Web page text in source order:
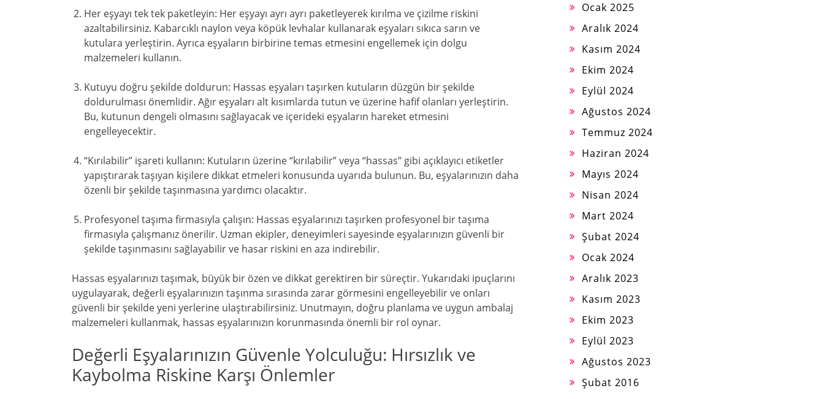
Her eşyayı tek tek paketleyin: Her eşyayı ayrı ayrı paketleyerek kırılma ve çizilme riskini
azaltabilirsiniz. Kabarcıklı naylon veya köpük levhalar kullanarak eşyaları sıkıca sarın ve
kutulara yerleştirin. Ayrıca eşyaların birbirine temas etmesini engellemek için dolgu
malzemeleri kullanın.
Kutuyu doğru şekilde doldurun: Hassas eşyaları taşırken kutuların düzgün bir şekilde
doldurulması önemlidir. Ağır eşyaları alt kısımlarda tutun ve üzerine hafif olanları yerleştirin.
Bu, kutunun dengeli olmasını sağlayacak ve içerideki eşyaların hareket etmesini
engelleyecektir.
“Kırılabilir” işareti kullanın: Kutuların üzerine “kırılabilir” veya “hassas” gibi açıklayıcı etiketler
yapıştırarak taşıyan kişilere dikkat etmeleri konusunda uyarıda bulunun. Bu, eşyalarınızın daha
özenli bir şekilde taşınmasına yardımcı olacaktır.
Profesyonel taşıma firmasıyla çalışın: Hassas eşyalarınızı taşırken profesyonel bir taşıma
firmasıyla çalışmanız önerilir. Uzman ekipler, deneyimleri sayesinde eşyalarınızın güvenli bir
şekilde taşınmasını sağlayabilir ve hasar riskini en aza indirebilir.
Hassas eşyalarınızı taşımak, büyük bir özen ve dikkat gerektiren bir süreçtir. Yukarıdaki ipuçlarını
uygulayarak, değerli eşyalarınızın taşınma sırasında zarar görmesini engelleyebilir ve onları
güvenli bir şekilde yeni yerlerine ulaştırabilirsiniz. Unutmayın, doğru planlama ve uygun ambalaj
malzemeleri kullanmak, hassas eşyalarınızın korunmasında önemli bir rol oynar.
Değerli Eşyalarınızın Güvenle Yolculuğu: Hırsızlık ve
Kaybolma Riskine Karşı Önlemler
Ocak 2025
Aralık 2024
Kasım 2024
Ekim 2024
Eylül 2024
Ağustos 2024
Temmuz 2024
Haziran 2024
Mayıs 2024
Nisan 2024
Mart 2024
Şubat 2024
Ocak 2024
Aralık 2023
Kasım 2023
Ekim 2023
Eylül 2023
Ağustos 2023
Şubat 2016